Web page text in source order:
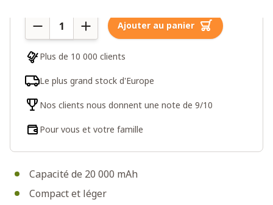
Capacité de 20 000 mAh
Compact et léger
Quantité Ajouter au panier
Plus de 10 000 clients
Le plus grand stock d'Europe
Nos clients nous donnent une note de 9/10
Pour vous et votre famille